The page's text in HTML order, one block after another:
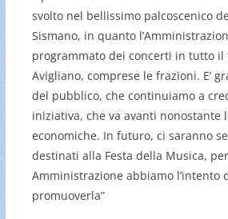
svolto nel bellissimo palcoscenico
Sismano, in quanto
programmato dei concerti in tutto
Avigliano, comprese le frazioni. E’
del pubblico, che continuiamo a
iniziativa, che va avanti nonostante
economiche. In futuro, ci saranno
destinati alla Festa della Musica,
Amministrazione abbiamo l’intento
promuoverla”